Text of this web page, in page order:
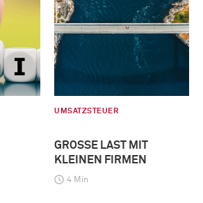
UMSATZSTEUER
GROSSE LAST MIT K
LEINEN FIRMEN
4 Min